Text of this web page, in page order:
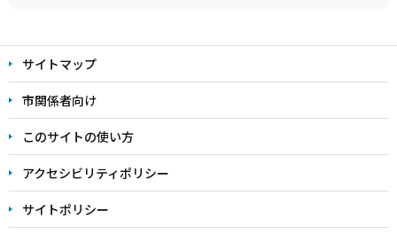
文
こ
こ
ま
で
サイトマップ
市関係者向け
このサイトの使い方
アクセシビリティポリシー
サイトポリシー